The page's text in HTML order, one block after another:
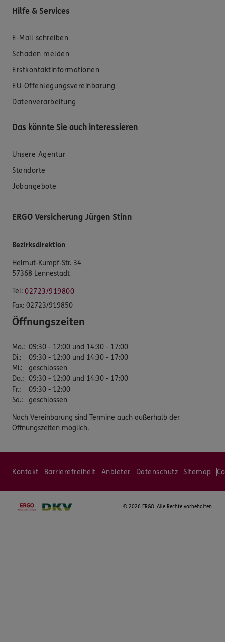
Hilfe & Services
E-Mail schreiben
Schaden melden
Erstkontaktinformationen
EU-Offenlegungsvereinbarung
Datenverarbeitung
Das könnte Sie auch interessieren
Unsere Agentur
Standorte
Jobangebote
ERGO Versicherung Jürgen Stinn
Bezirksdirektion
Helmut-Kumpf-Str. 34
57368 Lennestadt
Tel: 02723/919800
Fax: 02723/919850
Öffnungszeiten
Mo.: 09:30 - 12:00 und 14:30 - 17:00
Di.:
09:30 - 12:00 und 14:30 - 17:00
Mi.:
geschlossen
Do.: 09:30 - 12:00 und 14:30 - 17:00
Fr.:
09:30 - 12:00
Sa.: geschlossen
Nach Vereinbarung sind Termine auch außerhalb der
Öffnungszeiten möglich.
Kontakt Barrierefreiheit Anbieter Datenschutz Sitemap
© 2026 ERGO. Alle Rechte vorbehalten.